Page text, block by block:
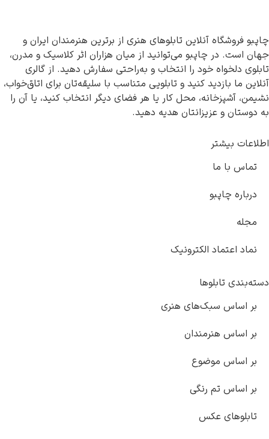
فروشگاه آنلاین تابلوهای هنری از برترین هنرمندان ایران و
در چاپبو می‌توانید از میان هزاران اثر کلاسیک و مدرن،
دلخواه خود را انتخاب و به‌راحتی سفارش دهید. از گالری
ما بازدید کنید و تابلویی متناسب با سلیقه‌تان برای اتاق‌خواب،
آشپزخانه، محل کار یا هر فضای دیگر انتخاب کنید، یا آن را
و عزیزانتان هدیه دهید.
بیشتر
با ما
چاپبو
اعتماد الکترونیک
تابلوها
اساس سبک‌های هنری
اساس هنرمندان
اساس موضوع
اساس تم رنگی
عکس